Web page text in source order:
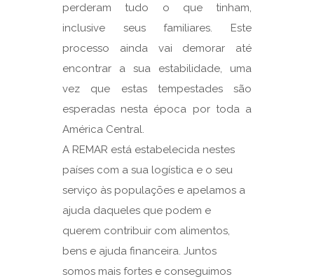
perderam tudo o que tinham,
inclusive seus familiares. Este
processo ainda vai demorar até
encontrar a sua estabilidade, uma
vez que estas tempestades são
esperadas nesta época por toda a
América Central.
A REMAR está estabelecida nestes
países com a sua logística e o seu
serviço às populações e apelamos a
ajuda daqueles que podem e
querem contribuir com alimentos,
bens e ajuda financeira. Juntos
somos mais fortes e conseguimos